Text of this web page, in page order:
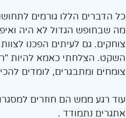
כל הדברים הללו גורמים
מה שבחופש הגדול לא היה
צוחקים. גם לעיתים הפכנו
השקט. הצלחתי כאמא להיות
צומחים ומתבגרים, לומדים
עוד רגע ממש הם חוזרים
אתגרים נתמודד .